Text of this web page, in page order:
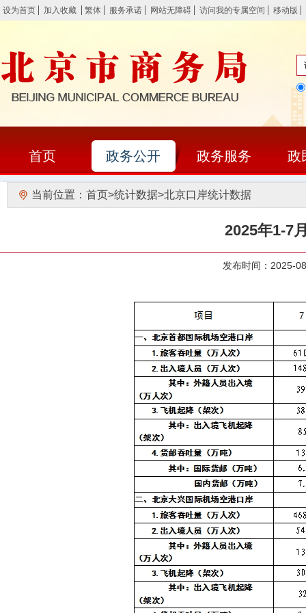
设为首页 加入收藏 繁体 服务承诺 网站无障碍 访问我的专属空间 移动版
首页 政务公开 政务服务 政
当前位置： 首页>统计数据>北京口岸统计数据
2025年1-7
发布时间：